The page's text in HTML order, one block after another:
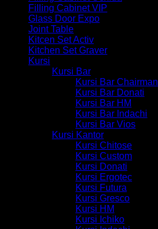
Filling Cabinet VIP
Glass Door Expo
Joint Table
Kitcen Set Activ
Kitchen Set Graver
Kursi
Kursi Bar
Kursi Bar Chairman
Kursi Bar Donati
Kursi Bar HM
Kursi Bar Indachi
Kursi Bar Vios
Kursi Kantor
Kursi Chitose
Kursi Custom
Kursi Donati
Kursi Ergotec
Kursi Futura
Kursi Gresco
Kursi HM
Kursi Ichiko